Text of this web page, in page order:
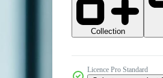
Collection
Licence Pro Standard